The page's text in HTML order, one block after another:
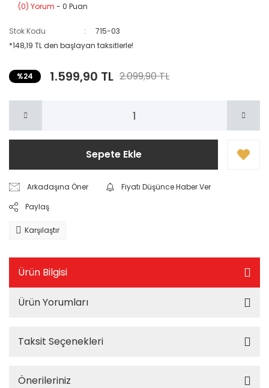
(0) Yorum - 0 Puan
Stok Kodu
715-03
*148,19 TL den başlayan taksitlerle!
%24 1.599,90 TL 2.099,90 TL
Sepete Ekle
Arkadaşına Öner
Fiyatı Düşünce Haber Ver
Paylaş
Karşılaştır
Ürün Bilgisi
Ürün Yorumları
Taksit Seçenekleri
Önerileriniz